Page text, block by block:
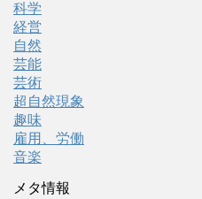
科学
経営
自然
芸能
芸術
超自然現象
趣味
雇用、労働
音楽
メタ情報